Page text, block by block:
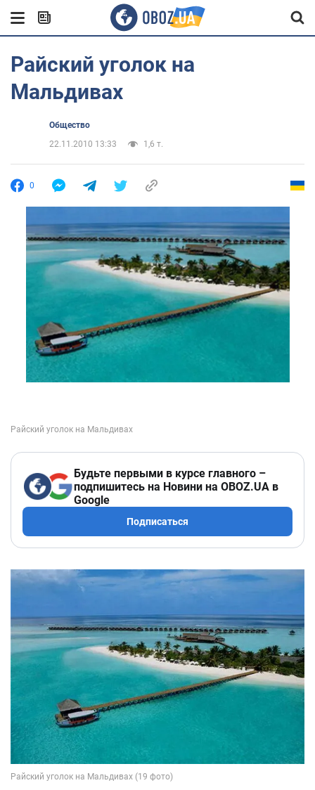
Райский уголок на
Мальдивах
Общество
22.11.2010 13:33
1,6 т.
0
Будьте первыми в курсе главного –
подпишитесь на Новини на OBOZ.UA в
Google
Подписаться